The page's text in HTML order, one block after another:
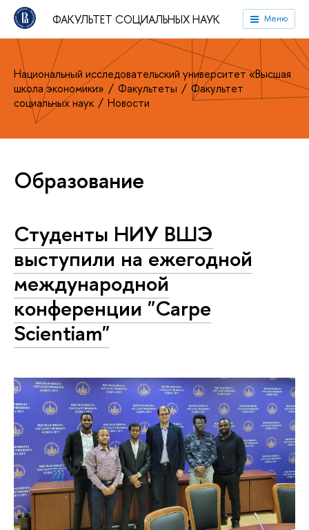
ФАКУЛЬТЕТ СОЦИАЛЬНЫХ НАУК Меню
Национальный исследовательский университет «Высшая
школа экономики»
Факультеты
Факультет
социальных наук
Новости
Образование
Студенты НИУ ВШЭ
выступили на ежегодной
международной
конференции "Carpe
Scientiam"